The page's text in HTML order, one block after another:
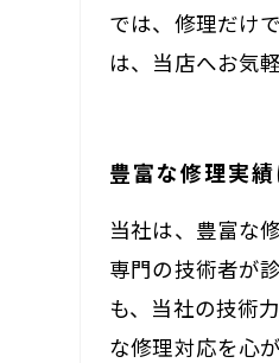
では、修理だけ
は、当店へお気
豊富な修理実
当社は、豊富な
専門の技術者が
も、当社の技術
な修理対応を心